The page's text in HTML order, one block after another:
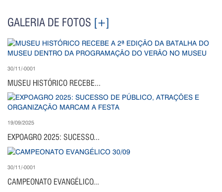
GALERIA DE FOTOS [+]
30/11/-0001
MUSEU HISTÓRICO RECEBE...
19/09/2025
EXPOAGRO 2025: SUCESSO...
30/11/-0001
CAMPEONATO EVANGÉLICO...